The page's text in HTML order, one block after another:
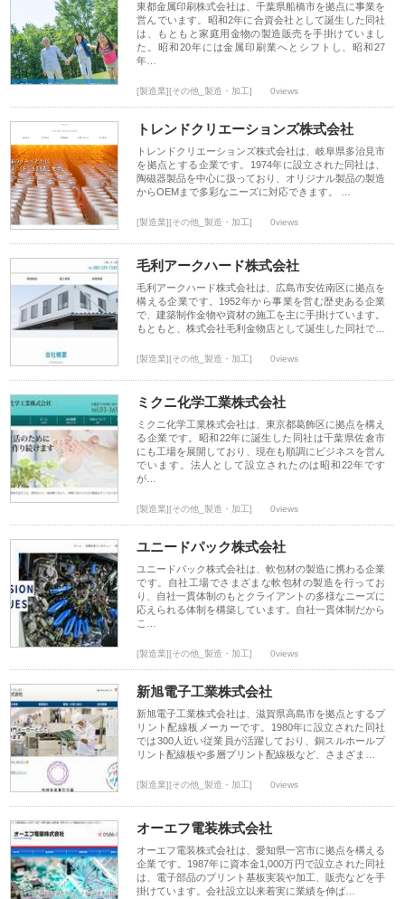
東都金属印刷株式会社は、千葉県船橋市を拠点に事業を
営んでいます。昭和2年に合資会社として誕生した同社
は、もともと家庭用金物の製造販売を手掛けていまし
た。昭和20年には金属印刷業へとシフトし、昭和27
年…
[製造業][その他_製造・加工] 0views
トレンドクリエーションズ株式会社
トレンドクリエーションズ株式会社は、岐阜県多治見市
を拠点とする企業です。1974年に設立された同社は、
陶磁器製品を中心に扱っており、オリジナル製品の製造
からOEMまで多彩なニーズに対応できます。 …
[製造業][その他_製造・加工] 0views
毛利アークハード株式会社
毛利アークハード株式会社は、広島市安佐南区に拠点を
構える企業です。1952年から事業を営む歴史ある企業
で、建築制作金物や資材の施工を主に手掛けています。
もともと、株式会社毛利金物店として誕生した同社で…
[製造業][その他_製造・加工] 0views
ミクニ化学工業株式会社
ミクニ化学工業株式会社は、東京都葛飾区に拠点を構え
る企業です。昭和22年に誕生した同社は千葉県佐倉市
にも工場を展開しており、現在も順調にビジネスを営ん
でいます。法人として設立されたのは昭和22年です
が…
[製造業][その他_製造・加工] 0views
ユニードパック株式会社
ユニードパック株式会社は、軟包材の製造に携わる企業
です。自社工場でさまざまな軟包材の製造を行ってお
り、自社一貫体制のもとクライアントの多様なニーズに
応えられる体制を構築しています。自社一貫体制だから
こ…
[製造業][その他_製造・加工] 0views
新旭電子工業株式会社
新旭電子工業株式会社は、滋賀県高島市を拠点とするプ
リント配線板メーカーです。1980年に設立された同社
では300人近い従業員が活躍しており、銅スルホールプ
リント配線板や多層プリント配線板など、さまざま…
[製造業][その他_製造・加工] 0views
オーエフ電装株式会社
オーエフ電装株式会社は、愛知県一宮市に拠点を構える
企業です。1987年に資本金1,000万円で設立された同社
は、電子部品のプリント基板実装や加工、販売などを手
掛けています。会社設立以来着実に業績を伸ば…